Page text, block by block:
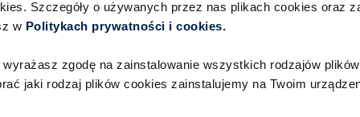
Szczegóły o używanych przez nas plikach cookies oraz
w Politykach prywatności i cookies.​ ​
zgodę na zainstalowanie wszystkich rodzajów
jaki rodzaj plików cookies zainstalujemy na Twoim
i wyglądać
dodać je w